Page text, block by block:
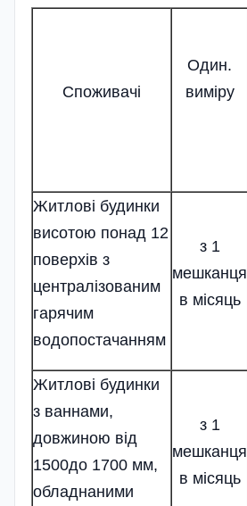
Споживачі
Один.
виміру
Житлові будинки
висотою понад 12
поверхів з
централізованим
гарячим
водопостачанням
з 1
мешканця
в місяць
Житлові будинки
з ваннами,
довжиною від
1500до 1700 мм,
обладнаними
з 1
мешканця
в місяць